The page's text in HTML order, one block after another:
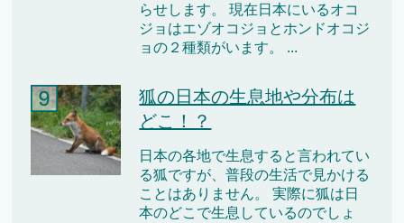
らせします。 現在日本にいるオコ
ジョはエゾオコジョとホンドオコジ
ョの２種類がいます。 ...
狐の日本の生息地や分布は
どこ！？
日本の各地で生息すると言われてい
る狐ですが、普段の生活で見かける
ことはありません。 実際に狐は日
本のどこで生息しているのでしょ